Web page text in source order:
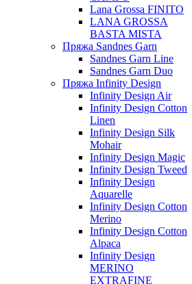
Lana Grossa FINITO
LANA GROSSA
BASTA MISTA
Пряжа Sandnes Garn
Sandnes Garn Line
Sandnes Garn Duo
Пряжа Infinity Design
Infinity Design Air
Infinity Design Cotton
Linen
Infinity Design Silk
Mohair
Infinity Design Magic
Infinity Design Tweed
Infinity Design
Aquarelle
Infinity Design Cotton
Merino
Infinity Design Cotton
Alpaca
Infinity Design
MERINO
EXTRAFINE